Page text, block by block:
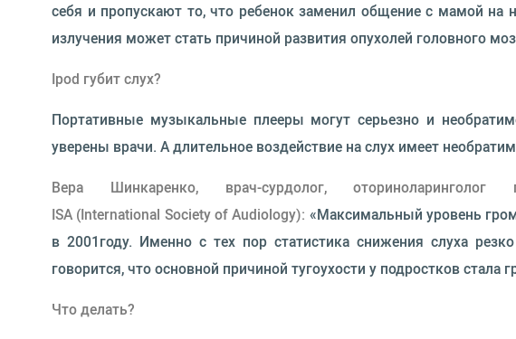
себя и пропускают то, что ребенок заменил общение с мамой на
излучения может стать причиной развития опухолей головного
Ipod губит слух?
Портативные музыкальные плееры могут серьезно и
уверены врачи. А длительное воздействие на слух имеет
Вера Шинкаренко, врач-сурдолог,
ISA (International Society of Audiology): «Максимальный уровень
в 2001году. Именно с тех пор статистика снижения слуха
говорится, что основной причиной тугоухости у подростков
Что делать?